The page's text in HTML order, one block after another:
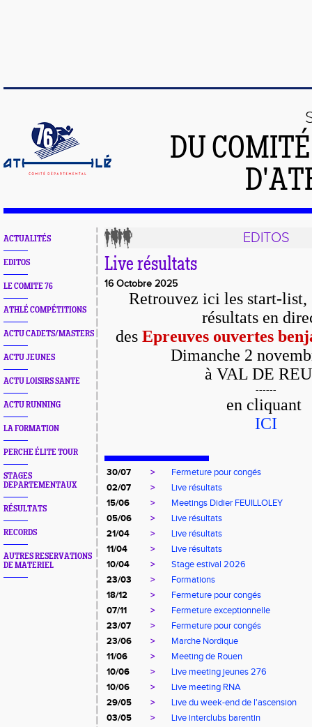
DU
ACTUALITÉS
EDITOS
LE COMITE 76
ATHLÉ COMPÉTITIONS
ACTU CADETS/MASTERS
ACTU JEUNES
ACTU LOISIRS SANTE
ACTU RUNNING
LA FORMATION
PERCHE ÉLITE TOUR
STAGES
DEPARTEMENTAUX
RÉSULTATS
RECORDS
AUTRES RESERVATIONS
DE MATERIEL
EDITOS
Live résultats
16 Octobre 2025
Retrouvez ici les start-list,
résultats en
des Epreuves ouvertes
Dimanche 2
à VAL DE
------
en cliquant
ICI
30/07 >
Fermeture pour congés
02/07
>
Live résultats
15/06
>
Meetings Didier FEUILLOLEY
05/06
>
Live résultats
21/04
>
Live résultats
11/04
>
Live résultats
10/04
>
Stage estival 2026
23/03
>
Formations
18/12
>
Fermeture pour congés
07/11
>
Fermeture exceptionnelle
23/07
>
Fermeture pour congés
23/06
>
Marche Nordique
11/06
>
Meeting de Rouen
10/06
>
Live meeting jeunes 276
10/06
>
Live meeting RNA
29/05
>
Live du week-end de l'ascension
03/05
>
Live interclubs barentin